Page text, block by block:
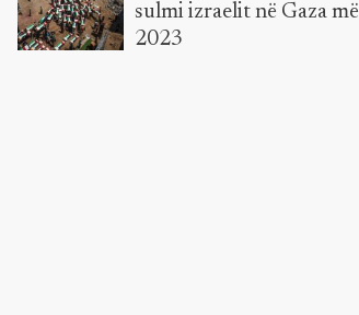
sulmi izraelit në Gaza më
2023